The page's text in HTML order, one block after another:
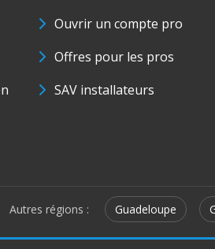
Ouvrir un compte pro
Offres pour les pros
SAV installateurs
Autres régions : Guadeloupe